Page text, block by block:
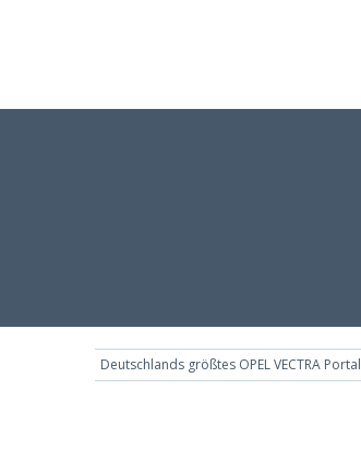
Deutschlands größtes OPEL VECTRA Portal